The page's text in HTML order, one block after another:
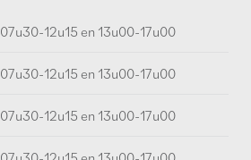
07u30-12u15 en 13u00-17u00
07u30-12u15 en 13u00-17u00
07u30-12u15 en 13u00-17u00